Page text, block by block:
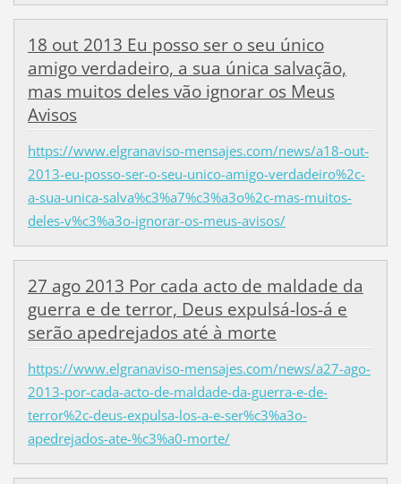
18 out 2013 Eu posso ser o seu único
amigo verdadeiro, a sua única salvação,
mas muitos deles vão ignorar os Meus
Avisos
https://www.elgranaviso-mensajes.com/news/a18-out-
2013-eu-posso-ser-o-seu-unico-amigo-verdadeiro%2c-
a-sua-unica-salva%c3%a7%c3%a3o%2c-mas-muitos-
deles-v%c3%a3o-ignorar-os-meus-avisos/
27 ago 2013 Por cada acto de maldade da
guerra e de terror, Deus expulsá-los-á e
serão apedrejados até à morte
https://www.elgranaviso-mensajes.com/news/a27-ago-
2013-por-cada-acto-de-maldade-da-guerra-e-de-
terror%2c-deus-expulsa-los-a-e-ser%c3%a3o-
apedrejados-ate-%c3%a0-morte/